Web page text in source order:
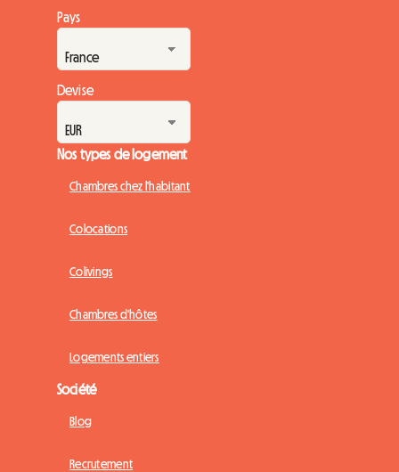
réveil du lendemain. Mais au-delà des scènes publiques et
des rues animées, et si cette année, vous apportiez la magie
de la musique directement chez...
Pays
Devise
Nos types de logement
Chambres chez l'habitant
Colocations
Colivings
Chambres d'hôtes
Logements entiers
Société
Blog
Recrutement